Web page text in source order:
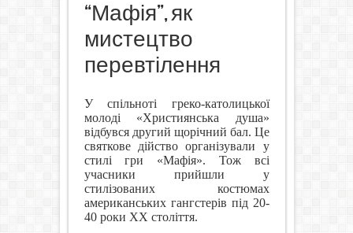
“Мафія”, як
мистецтво
перевтілення
У спільноті греко-католицької
молоді «Християнська душа»
відбувся другий щорічний бал. Це
святкове дійство організували у
стилі гри «Мафія». Тож всі
учасники прийшли у
стилізованих костюмах
американських гангстерів під 20-
40 роки ХХ століття.